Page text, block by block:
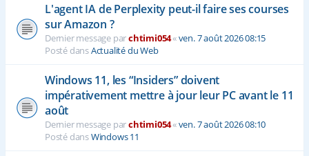
L'agent IA de Perplexity peut-il faire ses courses
sur Amazon ?
Dernier message parchtimi054«ven. 7 août 2026 08:15
Posté dansActualité du Web
Windows 11, les “Insiders” doivent
impérativement mettre à jour leur PC avant le 11
août
Dernier message parchtimi054«ven. 7 août 2026 08:10
Posté dansWindows 11